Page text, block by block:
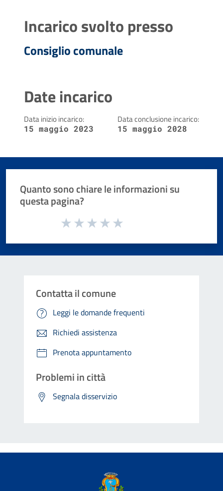
Incarico svolto presso
Consiglio comunale
Date incarico
Data inizio incarico:
15 maggio 2023
Data conclusione incarico:
15 maggio 2028
Quanto sono chiare le informazioni su
questa pagina?
Valuta da 1 a 5 stelle la pagina
Contatta il comune
Leggi le domande frequenti
Richiedi assistenza
Prenota appuntamento
Problemi in città
Segnala disservizio